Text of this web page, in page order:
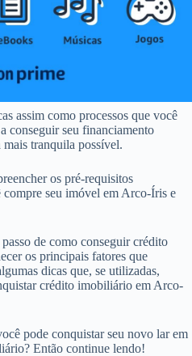
assim como processos que você
conseguir seu financiamento
tranquila possível.
os pré-requisitos
compre seu imóvel em Arco-Íris e
de como conseguir crédito
os principais fatores que
dicas que, se utilizadas,
crédito imobiliário em Arco-
pode conquistar seu novo lar em
Então continue lendo!